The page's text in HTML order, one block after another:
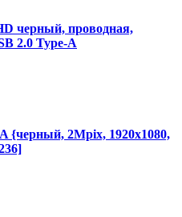
черный, проводная,
2.0 Type-A
{черный, 2Mpix, 1920x1080,